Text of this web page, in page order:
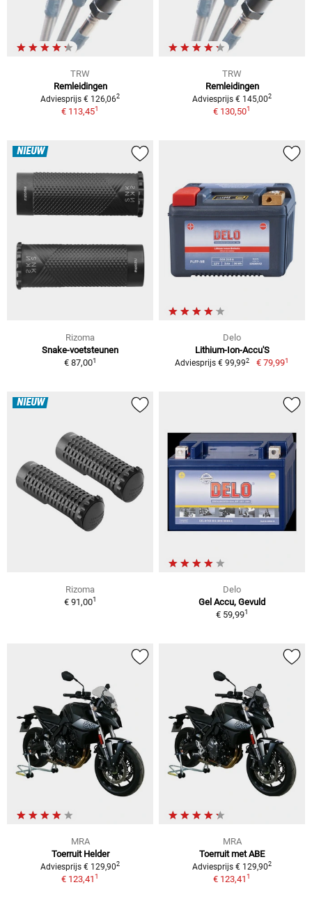
TRW
Remleidingen
Adviesprijs € 126,062
€ 113,451
TRW
Remleidingen
Adviesprijs € 145,002
€ 130,501
NIEUW
Rizoma
Snake-voetsteunen
€ 87,001
Delo
Lithium-Ion-Accu'S
Adviesprijs € 99,992 € 79,991
NIEUW
Rizoma
€ 91,001
Delo
Gel Accu, Gevuld
€ 59,991
MRA
Toerruit Helder
Adviesprijs € 129,902
€ 123,411
MRA
Toerruit met ABE
Adviesprijs € 129,902
€ 123,411